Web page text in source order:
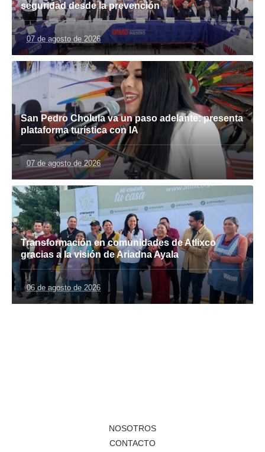
seguridad desde la prevención
07 de agosto de 2026
San Pedro Cholula va un paso adelante: presenta
plataforma turística con IA
07 de agosto de 2026
Transformación en comunidades de Atlixco
gracias a la visión de Ariadna Ayala
06 de agosto de 2026
NOSOTROS
CONTACTO